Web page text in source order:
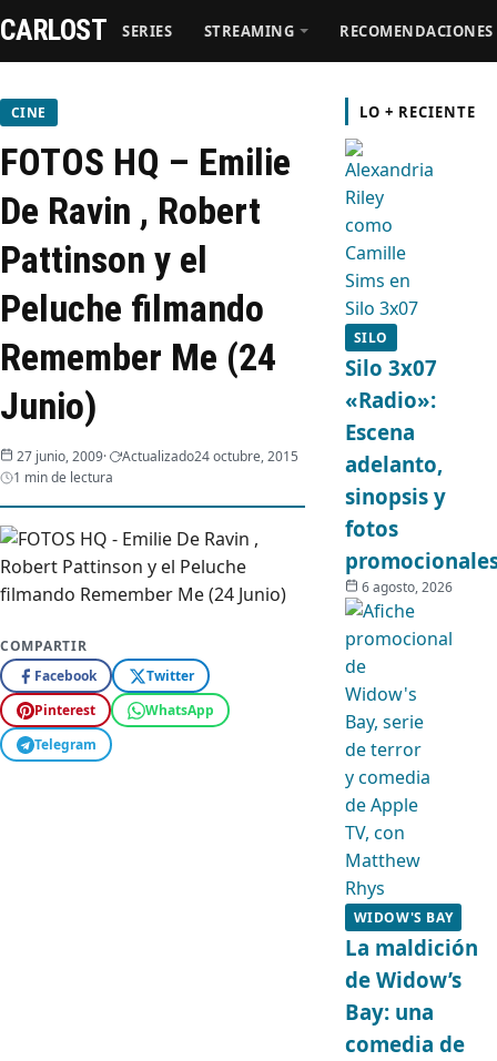
Series
Streaming
Recomendaciones
Videos
Webisodios
CARLOST SERIES STREAMING RECOMENDACIONES
CINE
FOTOS HQ – Emilie
De Ravin , Robert
Pattinson y el
Peluche filmando
Remember Me (24
Junio)
27 junio, 2009 Actualizado24 octubre, 2015
1 min de lectura
COMPARTIR
Facebook
Twitter
Pinterest
WhatsApp
Telegram
LO + RECIENTE
SILO
Silo 3x07
«Radio»:
Escena
adelanto,
sinopsis y
fotos
6 agosto, 2026
WIDOW'S BAY
La maldición
de Widow’s
Bay: una
comedia de